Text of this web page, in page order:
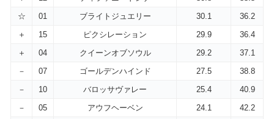
☆
01 ブライトジュエリー 30.1
36.2
＋
15 ピクシレーション 29.9
36.4
＋
04 クイーンオブソウル 29.2
37.1
－
07 ゴールデンハインド 27.5
38.8
－
10 バロッサヴァレー 25.4
40.9
－
05 アウフヘーベン 24.1
42.2